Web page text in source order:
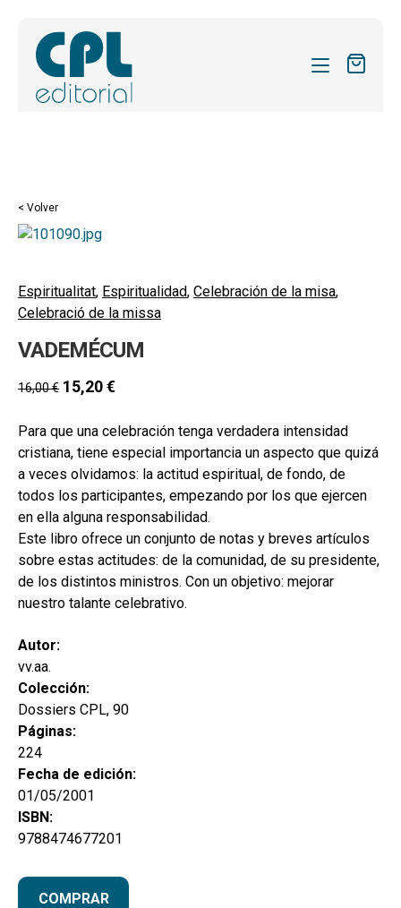
REVISTAS
FORMAS
ACTUALIDAD
BLOG
CONTACTO
BUSCAR
CAT
ESP
< Volver
Espiritualitat, Espiritualidad, Celebración de la misa,
Celebració de la missa
VADEMÉCUM
16,00€ 15,20€
Para que una celebración tenga verdadera intensidad
cristiana, tiene especial importancia un aspecto que quizá
a veces olvidamos: la actitud espiritual, de fondo, de
todos los participantes, empezando por los que ejercen
en ella alguna responsabilidad.
Este libro ofrece un conjunto de notas y breves artículos
sobre estas actitudes: de la comunidad, de su presidente,
de los distintos ministros. Con un objetivo: mejorar
nuestro talante celebrativo.
Autor:
vv.aa.
Colección:
Dossiers CPL, 90
Páginas:
224
Fecha de edición:
01/05/2001
ISBN:
9788474677201
COMPRAR